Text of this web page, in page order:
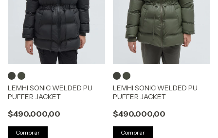
LEMHI SONIC WELDED PU
PUFFER JACKET
$490.000,00
Comprar
LEMHI SONIC WELDED PU
PUFFER JACKET
$490.000,00
Comprar